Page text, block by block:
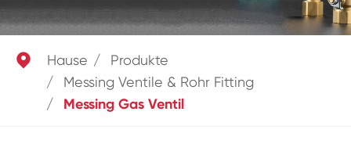
 Hause
Produkte
Messing Ventile & Rohr Fitting
Messing Gas Ventil